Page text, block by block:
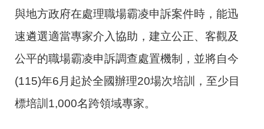
與地方政府在處理職場霸凌申訴案件時，能迅
速遴選適當專家介入協助，建立公正、客觀及
公平的職場霸凌申訴調查處置機制，並將自今
(115)年6月起於全國辦理20場次培訓，至少目
標培訓1,000名跨領域專家。